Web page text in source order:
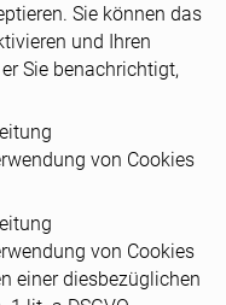
Sie können das
und Ihren
Sie benachrichtigt,
von Cookies
von Cookies
einer diesbezüglichen